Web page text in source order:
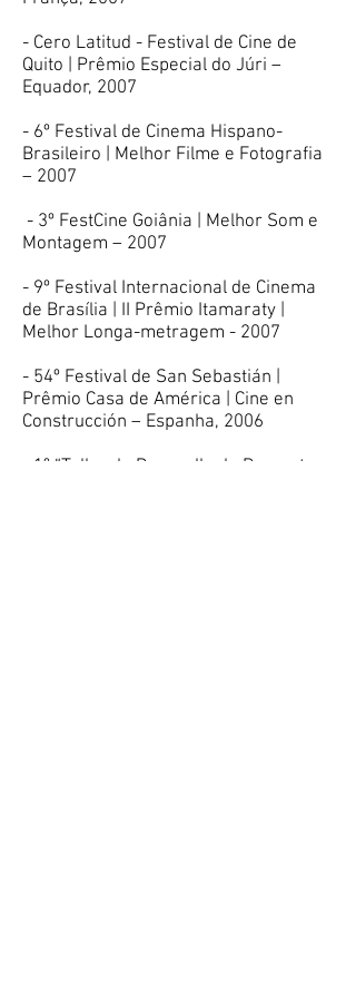
- Cero Latitud - Festival de Cine de
Quito | Prêmio Especial do Júri –
Equador, 2007
- 6º Festival de Cinema Hispano-
Brasileiro | Melhor Filme e Fotografia
– 2007
- 3º FestCine Goiânia | Melhor Som e
Montagem – 2007
- 9º Festival Internacional de Cinema
de Brasília | II Prêmio Itamaraty |
Melhor Longa-metragem - 2007
- 54º Festival de San Sebastián |
Prêmio Casa de América | Cine en
Construcción – Espanha, 2006
- 1º “Taller de Desarollo de Proyectos